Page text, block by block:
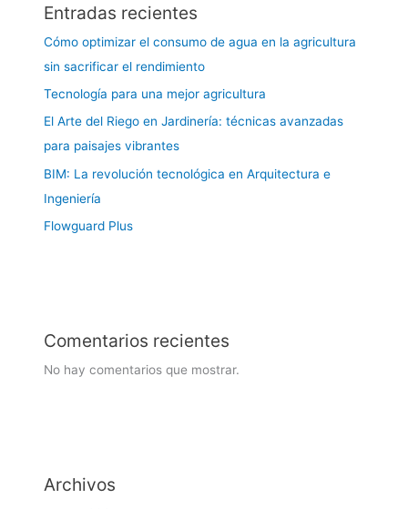
Entradas recientes
Cómo optimizar el consumo de agua en la agricultura
sin sacrificar el rendimiento
Tecnología para una mejor agricultura
El Arte del Riego en Jardinería: técnicas avanzadas
para paisajes vibrantes
BIM: La revolución tecnológica en Arquitectura e
Ingeniería
Flowguard Plus
Comentarios recientes
No hay comentarios que mostrar.
Archivos